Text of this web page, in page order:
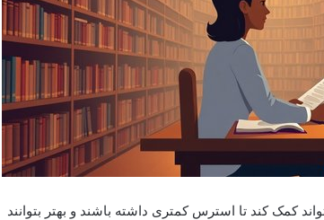
کمک کند تا استرس کمتری داشته باشند و بهتر بتوانند